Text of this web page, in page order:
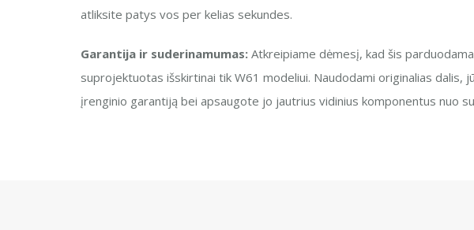
atliksite patys vos per kelias sekundes.
Garantija ir suderinamumas: Atkreipiame dėmesį, kad šis
suprojektuotas išskirtinai tik W61 modeliui. Naudodami originalias
įrenginio garantiją bei apsaugote jo jautrius vidinius komponentus nuo